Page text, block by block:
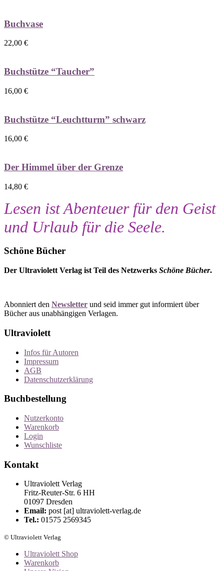
Buchvase
22,00 €
Buchstütze “Taucher”
16,00 €
Buchstütze “Leuchtturm” schwarz
16,00 €
Der Himmel über der Grenze
14,80 €
Lesen ist Abenteuer für den Geist
und Urlaub für die Seele.
Schöne Bücher
Der Ultraviolett Verlag ist Teil des Netzwerks Schöne Bücher.
Abonniert den Newsletter und seid immer gut informiert über
Bücher aus unabhängigen Verlagen.
Ultraviolett
Infos für Autoren
Impressum
AGB
Datenschutzerklärung
Buchbestellung
Nutzerkonto
Warenkorb
Login
Wunschliste
Kontakt
Ultraviolett Verlag
Fritz-Reuter-Str. 6 HH
01097 Dresden
Email: post [at] ultraviolett-verlag.de
Tel.: 01575 2569345
© Ultraviolett Verlag
Ultraviolett Shop
Warenkorb